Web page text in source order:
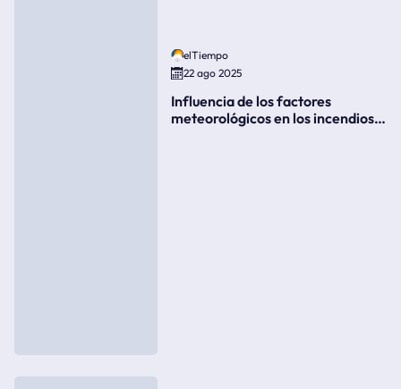
elTiempo
22 ago 2025
Influencia de los factores
meteorológicos en los incendios